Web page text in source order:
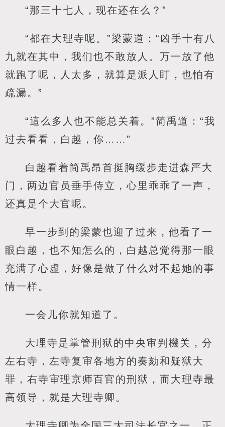
“那三十七人，现在还在么？”
“都在大理寺呢。”梁蒙道：“凶手十有八
九就在其中，我们也不敢放人。万一放了他
就跑了呢，人太多，就算是派人盯，也怕有
疏漏。”
“這么多人也不能总关着。”简禹道：“我
过去看看，白越，你……”
白越看着简禹昂首挺胸缓步走进森严大
门，两边官员垂手侍立，心里乖乖了一声，
还真是个大官呢。
早一步到的梁蒙也迎了过来，他看了一
眼白越，也不知怎么的，白越总觉得那一眼
充满了心虚，好像是做了什么对不起她的事
情一样。
一会儿你就知道了。
大理寺是掌管刑狱的中央审判機关，分
左右寺，左寺复审各地方的奏劾和疑狱大
罪，右寺审理京师百官的刑狱，而大理寺最
高领导，就是大理寺卿。